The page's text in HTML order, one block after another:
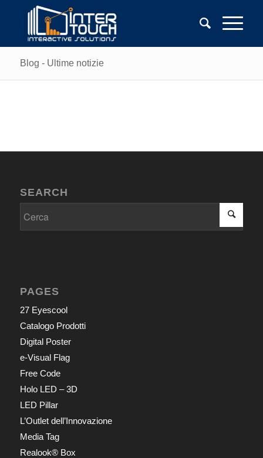
Blog - Ultime notizie
SEARCH
PAGES
27 Eyescool
Catalogo Prodotti
Digital Poster
e-Visual Flag
Free Code
Holo LED – 3D
LED Pillar
L’Outlet dell’Innovazione
Media Tag
Realook® Box